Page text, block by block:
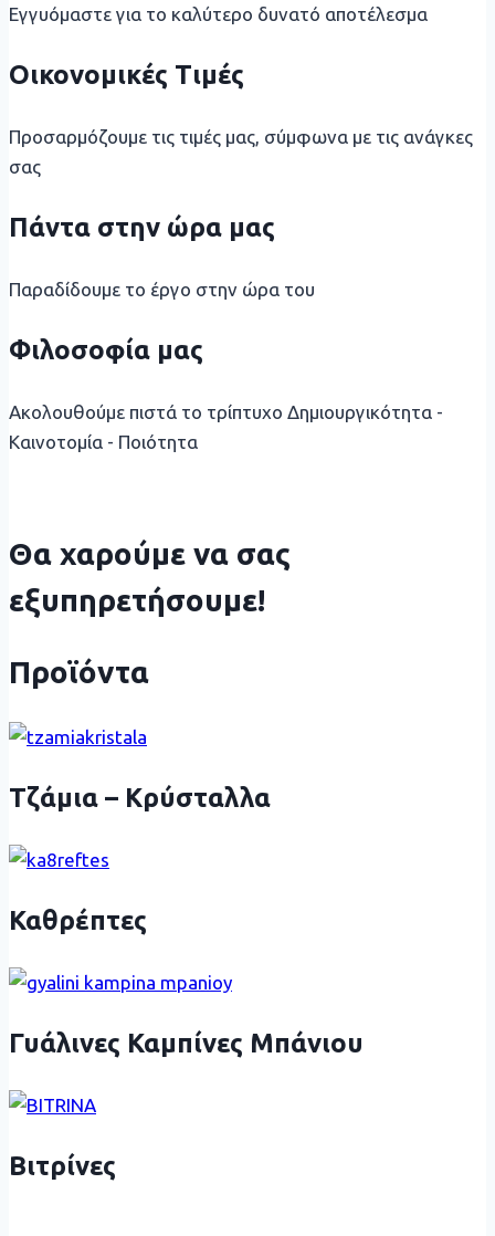
Εγγυόμαστε για το καλύτερο δυνατό αποτέλεσμα
Οικονομικές Τιμές
Προσαρμόζουμε τις τιμές μας, σύμφωνα με τις ανάγκες
σας
Πάντα στην ώρα μας
Παραδίδουμε το έργο στην ώρα του
Φιλοσοφία μας
Ακολουθούμε πιστά το τρίπτυχο Δημιουργικότητα -
Καινοτομία - Ποιότητα
Θα χαρούμε να σας
εξυπηρετήσουμε!
Προϊόντα
Τζάμια – Κρύσταλλα
Καθρέπτες
Γυάλινες Καμπίνες Μπάνιου
Βιτρίνες